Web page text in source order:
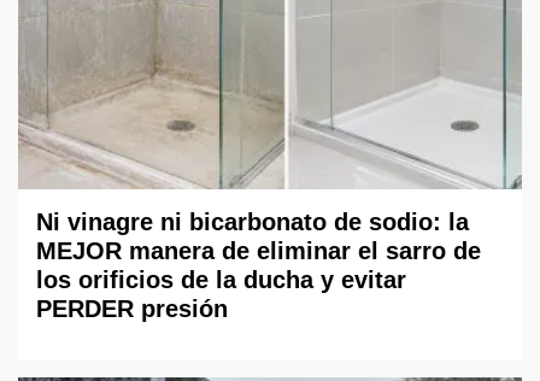
Ni vinagre ni bicarbonato de sodio: la
MEJOR manera de eliminar el sarro de
los orificios de la ducha y evitar
PERDER presión